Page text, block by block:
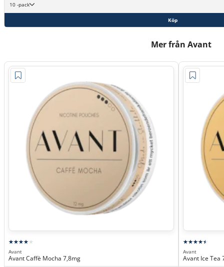
10 -pack
Köp
Mer från Avant
Avant
Avant Caffè Mocha 7,8mg
Avant
Avant Ice Tea